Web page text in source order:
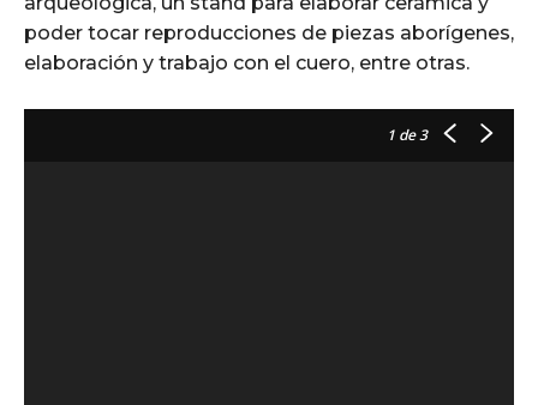
poder tocar reproducciones de piezas aborígenes,
elaboración y trabajo con el cuero, entre otras.
1 de 3